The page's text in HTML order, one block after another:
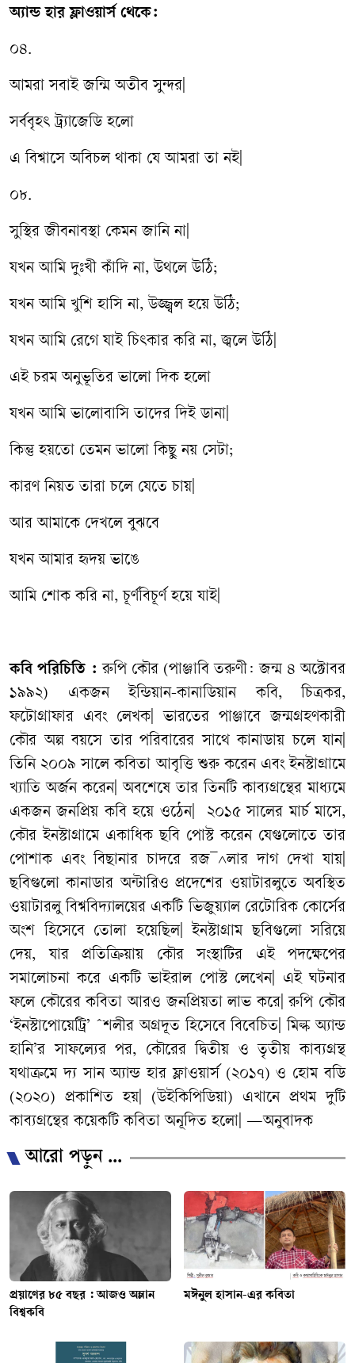
অ্যান্ড হার ফ্লাওয়ার্স থেকে:
০৪.
আমরা সবাই জন্মি অতীব সুন্দর|
সর্ববৃহৎ ট্র্যাজেডি হলো
এ বিশ্বাসে অবিচল থাকা যে আমরা তা নই|
০৮.
সুস্থির জীবনাবস্থা কেমন জানি না|
যখন আমি দুঃখী কাঁদি না, উথলে উঠি;
যখন আমি খুশি হাসি না, উজ্জ্বল হয়ে উঠি;
যখন আমি রেগে যাই চিৎকার করি না, জ্বলে উঠি|
এই চরম অনুভূতির ভালো দিক হলো
যখন আমি ভালোবাসি তাদের দিই ডানা|
কিন্তু হয়তো তেমন ভালো কিছু নয় সেটা;
কারণ নিয়ত তারা চলে যেতে চায়|
আর আমাকে দেখলে বুঝবে
যখন আমার হৃদয় ভাঙে
আমি শোক করি না, চূর্ণবিচূর্ণ হয়ে যাই|
কবি পরিচিতি : রুপি কৌর (পাঞ্জাবি তরুণী: জন্ম ৪ অক্টোবর
১৯৯২) একজন ইন্ডিয়ান-কানাডিয়ান কবি, চিত্রকর,
ফটোগ্রাফার এবং লেখক| ভারতের পাঞ্জাবে জন্মগ্রহণকারী
কৌর অল্প বয়সে তার পরিবারের সাথে কানাডায় চলে যান|
তিনি ২০০৯ সালে কবিতা আবৃত্তি শুরু করেন এবং ইনস্টাগ্রামে
খ্যাতি অর্জন করেন| অবশেষে তার তিনটি কাব্যগ্রন্থের মাধ্যমে
একজন জনপ্রিয় কবি হয়ে ওঠেন| ২০১৫ সালের মার্চ মাসে,
কৌর ইনস্টাগ্রামে একাধিক ছবি পোস্ট করেন যেগুলোতে তার
পোশাক এবং বিছানার চাদরে রজ¯^লার দাগ দেখা যায়|
ছবিগুলো কানাডার অন্টারিও প্রদেশের ওয়াটারলুতে অবস্থিত
ওয়াটারলু বিশ্ববিদ্যালয়ের একটি ভিজুয়্যাল রেটোরিক কোর্সের
অংশ হিসেবে তোলা হয়েছিল| ইনস্টাগ্রাম ছবিগুলো সরিয়ে
দেয়, যার প্রতিক্রিয়ায় কৌর সংস্থাটির এই পদক্ষেপের
সমালোচনা করে একটি ভাইরাল পোস্ট লেখেন| এই ঘটনার
ফলে কৌরের কবিতা আরও জনপ্রিয়তা লাভ করে| রুপি কৌর
‘ইনস্টাপোয়েট্রি’ ˆশলীর অগ্রদূত হিসেবে বিবেচিত| মিল্ক অ্যান্ড
হানি’র সাফল্যের পর, কৌরের দ্বিতীয় ও তৃতীয় কাব্যগ্রন্থ
যথাক্রমে দ্য সান অ্যান্ড হার ফ্লাওয়ার্স (২০১৭) ও হোম বডি
(২০২০) প্রকাশিত হয়| (উইকিপিডিয়া) এখানে প্রথম দুটি
কাব্যগ্রন্থের কয়েকটি কবিতা অনূদিত হলো| —অনুবাদক
আরো পড়ুন ...
প্রয়াণের ৮৫ বছর : আজও অম্লান
বিশ্বকবি
মঈনুল হাসান-এর কবিতা